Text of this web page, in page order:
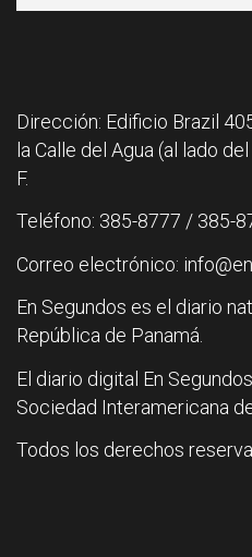
Dirección: Edificio Brazil
la Calle del Agua (al lado
F.
Teléfono: 385-8777 / 385-
Correo electrónico:
En Segundos es el diario
República de Panamá.
El diario digital En
Sociedad Interamericana
Todos los derechos